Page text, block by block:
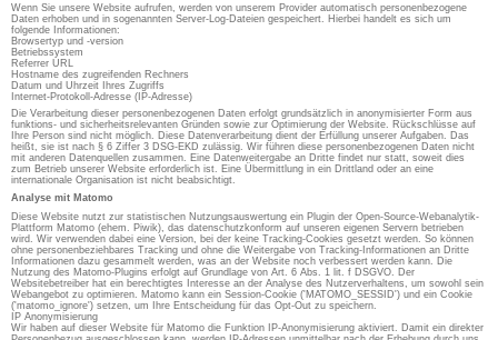
Wenn Sie unsere Website aufrufen, werden von unserem Provider automatisch personenbezogene
Daten erhoben und in sogenannten Server-Log-Dateien gespeichert. Hierbei handelt es sich um
folgende Informationen:
Browsertyp und -version
Betriebssystem
Referrer URL
Hostname des zugreifenden Rechners
Datum und Uhrzeit Ihres Zugriffs
Internet-Protokoll-Adresse (IP-Adresse)
Die Verarbeitung dieser personenbezogenen Daten erfolgt grundsätzlich in anonymisierter Form aus
funktions- und sicherheitsrelevanten Gründen sowie zur Optimierung der Website. Rückschlüsse auf
Ihre Person sind nicht möglich. Diese Datenverarbeitung dient der Erfüllung unserer Aufgaben. Das
heißt, sie ist nach § 6 Ziffer 3 DSG-EKD zulässig. Wir führen diese personenbezogenen Daten nicht
mit anderen Datenquellen zusammen. Eine Datenweitergabe an Dritte findet nur statt, soweit dies
zum Betrieb unserer Website erforderlich ist. Eine Übermittlung in ein Drittland oder an eine
internationale Organisation ist nicht beabsichtigt.
Analyse mit Matomo
Diese Website nutzt zur statistischen Nutzungsauswertung ein Plugin der Open-Source-Webanalytik-
Plattform Matomo (ehem. Piwik), das datenschutzkonform auf unseren eigenen Servern betrieben
wird. Wir verwenden dabei eine Version, bei der keine Tracking-Cookies gesetzt werden. So können
ohne personenbeziehbares Tracking und ohne die Weitergabe von Tracking-Informationen an Dritte
Informationen dazu gesammelt werden, was an der Website noch verbessert werden kann. Die
Nutzung des Matomo-Plugins erfolgt auf Grundlage von Art. 6 Abs. 1 lit. f DSGVO. Der
Websitebetreiber hat ein berechtigtes Interesse an der Analyse des Nutzerverhaltens, um sowohl sein
Webangebot zu optimieren. Matomo kann ein Session-Cookie ('MATOMO_SESSID') und ein Cookie
('matomo_ignore') setzen, um Ihre Entscheidung für das Opt-Out zu speichern.
IP Anonymisierung
Wir haben auf dieser Website für Matomo die Funktion IP-Anonymisierung aktiviert. Damit ein direkter